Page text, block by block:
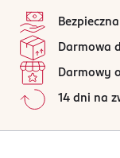
DISODIUM
POLYSORBATE
Lesznowola
223225606
PL-Polska
Kod EAN
4
Darmowa
Darmowy
14 dni na